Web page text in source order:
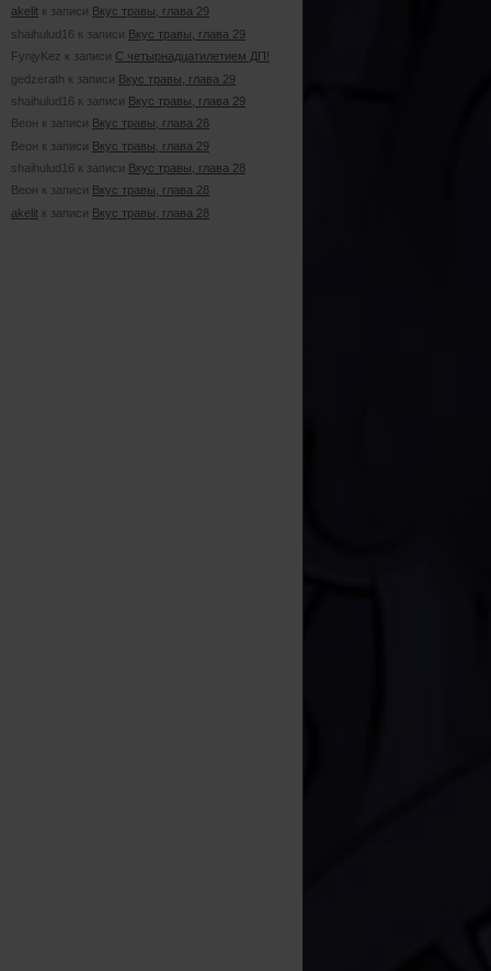
akelit к записи Вкус травы, глава 29
shaihulud16 к записи Вкус травы, глава 29
FynjyKez к записи С четырнадцатилетием ДП!
gedzerath к записи Вкус травы, глава 29
shaihulud16 к записи Вкус травы, глава 29
Веон к записи Вкус травы, глава 28
Веон к записи Вкус травы, глава 29
shaihulud16 к записи Вкус травы, глава 28
Веон к записи Вкус травы, глава 28
akelit к записи Вкус травы, глава 28